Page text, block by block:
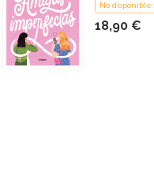
No
18,90 €